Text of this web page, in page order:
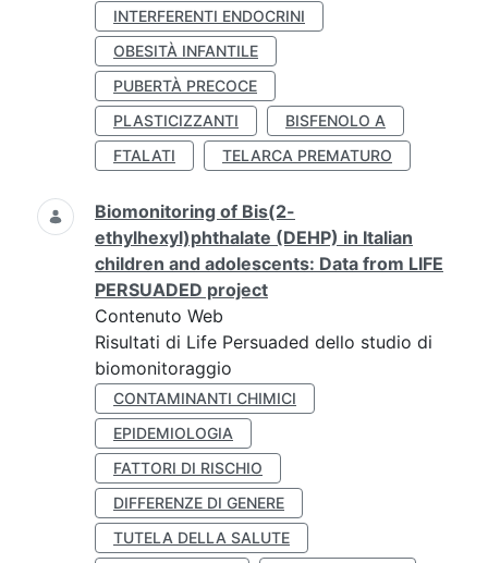
INTERFERENTI ENDOCRINI
OBESITÀ INFANTILE
PUBERTÀ PRECOCE
PLASTICIZZANTI
BISFENOLO A
FTALATI
TELARCA PREMATURO
Biomonitoring of Bis(2-
ethylhexyl)phthalate (DEHP) in Italian
children and adolescents: Data from LIFE
PERSUADED project
Contenuto Web
Risultati di Life Persuaded dello studio di
biomonitoraggio
CONTAMINANTI CHIMICI
EPIDEMIOLOGIA
FATTORI DI RISCHIO
DIFFERENZE DI GENERE
TUTELA DELLA SALUTE